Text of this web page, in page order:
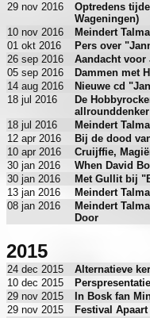
29 nov 2016
Optredens
Wageningen)
10 nov 2016
Meindert
01 okt 2016
Pers over
26 sep 2016
Aandacht voor
05 sep 2016
Dammen met
14 aug 2016
Nieuwe cd
18 jul 2016
De
allrounddenker
18 jul 2016
Meindert
12 apr 2016
Bij de dood
10 apr 2016
Cruijffie,
30 jan 2016
When David
30 jan 2016
Met Gullit bij
13 jan 2016
Meindert
08 jan 2016
Meindert
Door
2015
24 dec 2015
Alternatieve
10 dec 2015
29 nov 2015
In Bosk fan
29 nov 2015
Festival Apaart